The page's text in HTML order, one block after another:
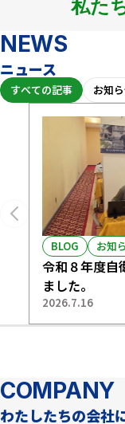
私た
NEWS
ニュース
すべての記事 お知
BLOG お知
令和８年度自
ました。
2026.7.16
COMPANY
わたしたちの会社